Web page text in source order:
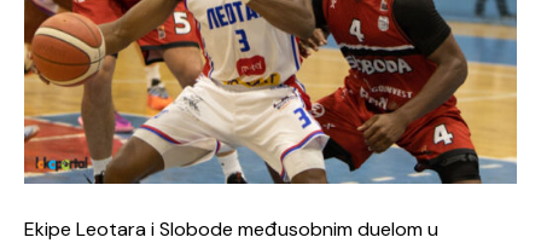
Ekipe Leotara i Slobode međusobnim duelom u